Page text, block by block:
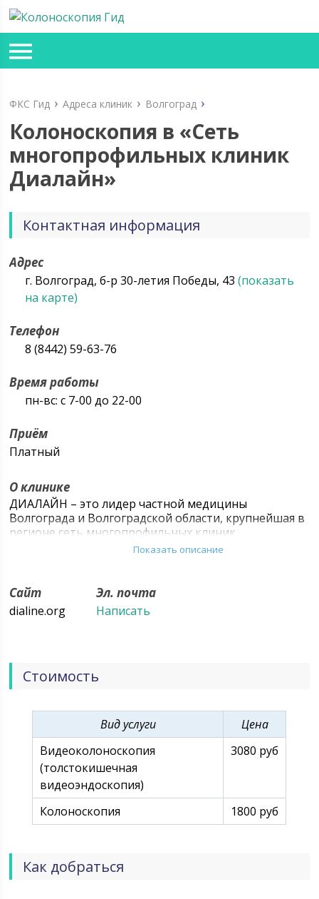
ФКС Гид Адреса клиник Волгоград
Колоноскопия в «Сеть
многопрофильных клиник
Диалайн»
Контактная информация
Адрес
г. Волгоград, б-р 30-летия Победы, 43(показать
на карте)
Телефон
8 (8442) 59-63-76
Время работы
пн-вс: с 7-00 до 22-00
Приём
Платный
О клинике
ДИАЛАЙН – это лидер частной медицины
Волгограда и Волгоградской области, крупнейшая в
регионе сеть многопрофильных клиник,
предоставляющая полный комплекс услуг по
качественную медицинскую помощь и
современные медицинские технологии для жителей
регионов нашего присутствия. Сегодня компания
области. ДИАЛАЙН продолжает развиваться, делая
доступными для своих пациентов современные
медицинские технологии наивысшего качества.
Показать описание
Сайт
dialine.org
Эл. почта
Написать
Стоимость
Вид услуги
Цена
Видеоколоноскопия
(толстокишечная
видеоэндоскопия)
3080 руб
Колоноскопия 1800 руб
Как добраться